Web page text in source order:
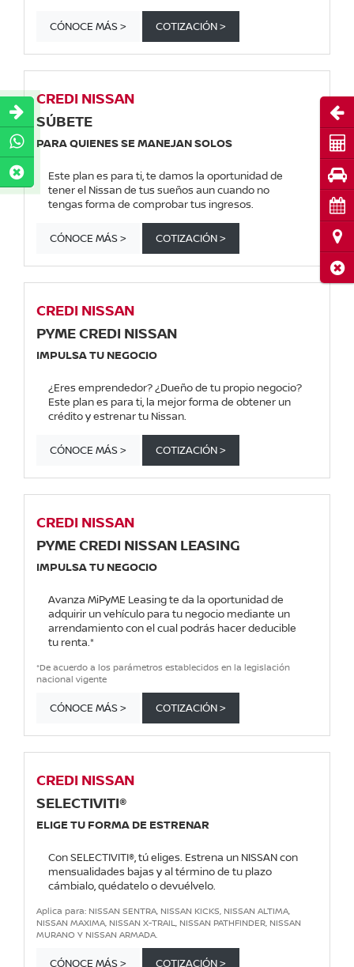
CÓNOCE MÁS > COTIZACIÓN >
CREDI NISSAN
SÚBETE
PARA QUIENES SE MANEJAN SOLOS
Este plan es para ti, te damos la oportunidad de
tener el Nissan de tus sueños aun cuando no
tengas forma de comprobar tus ingresos.
CÓNOCE MÁS > COTIZACIÓN >
CREDI NISSAN
PYME CREDI NISSAN
IMPULSA TU NEGOCIO
¿Eres emprendedor? ¿Dueño de tu propio negocio?
Este plan es para ti, la mejor forma de obtener un
crédito y estrenar tu Nissan.
CÓNOCE MÁS > COTIZACIÓN >
CREDI NISSAN
PYME CREDI NISSAN LEASING
IMPULSA TU NEGOCIO
Avanza MiPyME Leasing te da la oportunidad de
adquirir un vehículo para tu negocio mediante un
arrendamiento con el cual podrás hacer deducible
tu renta.*
*De acuerdo a los parámetros establecidos en la legislación
nacional vigente
CÓNOCE MÁS > COTIZACIÓN >
CREDI NISSAN
SELECTIVITI®
ELIGE TU FORMA DE ESTRENAR
Con SELECTIVITI®, tú eliges. Estrena un NISSAN con
mensualidades bajas y al término de tu plazo
cámbialo, quédatelo o devuélvelo.
Aplica para: NISSAN SENTRA, NISSAN KICKS, NISSAN ALTIMA,
NISSAN MAXIMA, NISSAN X-TRAIL, NISSAN PATHFINDER, NISSAN
MURANO Y NISSAN ARMADA.
CÓNOCE MÁS > COTIZACIÓN >